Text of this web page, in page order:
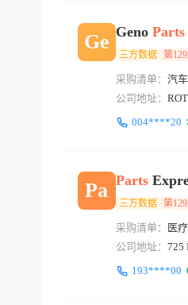
Ge Geno Parts
三方数据 第
采购清单： 汽
公司地址：
004****20
Pa Parts
三方数据 第
采购清单：
医
公司地址： 725
193****00